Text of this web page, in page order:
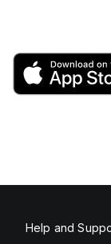
Help and